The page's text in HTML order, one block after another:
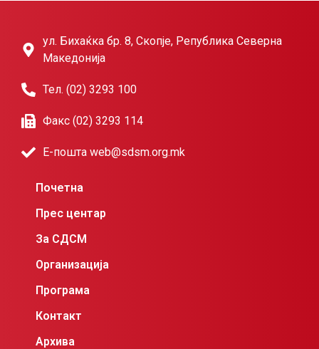
ул. Бихаќка бр. 8, Скопје, Република Северна
Македонија
Тел. (02) 3293 100
Факс (02) 3293 114
Е-пошта web@sdsm.org.mk
Почетна
Прес центар
За СДСМ
Организација
Програма
Контакт
Архива